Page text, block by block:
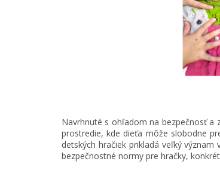
Navrhnuté s ohľadom na bezpečnosť a
prostredie, kde dieťa môže slobodne
detských hračiek prikladá veľký
bezpečnostné normy pre hračky,